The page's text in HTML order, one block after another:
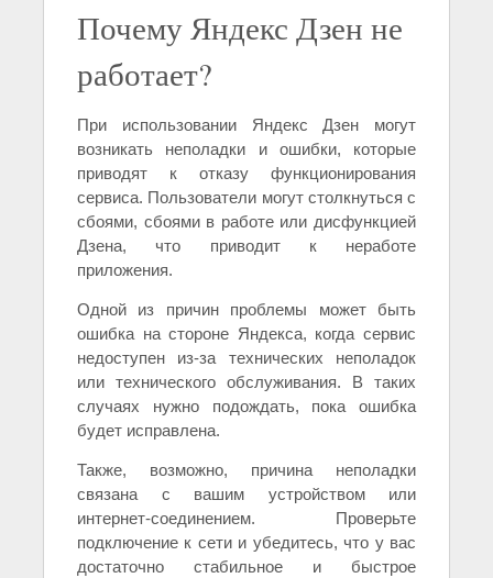
Почему Яндекс Дзен не
работает?
При использовании Яндекс Дзен могут
возникать неполадки и ошибки, которые
приводят к отказу функционирования
сервиса. Пользователи могут столкнуться с
сбоями, сбоями в работе или дисфункцией
Дзена, что приводит к неработе
приложения.
Одной из причин проблемы может быть
ошибка на стороне Яндекса, когда сервис
недоступен из-за технических неполадок
или технического обслуживания. В таких
случаях нужно подождать, пока ошибка
будет исправлена.
Также, возможно, причина неполадки
связана с вашим устройством или
интернет-соединением. Проверьте
подключение к сети и убедитесь, что у вас
достаточно стабильное и быстрое